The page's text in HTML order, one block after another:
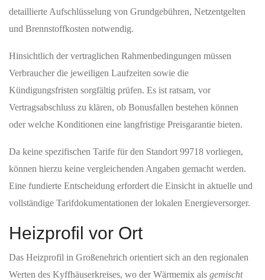
detaillierte Aufschlüsselung von Grundgebühren, Netzentgelten
und Brennstoffkosten notwendig.
Hinsichtlich der vertraglichen Rahmenbedingungen müssen
Verbraucher die jeweiligen Laufzeiten sowie die
Kündigungsfristen sorgfältig prüfen. Es ist ratsam, vor
Vertragsabschluss zu klären, ob Bonusfallen bestehen können
oder welche Konditionen eine langfristige Preisgarantie bieten.
Da keine spezifischen Tarife für den Standort 99718 vorliegen,
können hierzu keine vergleichenden Angaben gemacht werden.
Eine fundierte Entscheidung erfordert die Einsicht in aktuelle und
vollständige Tarifdokumentationen der lokalen Energieversorger.
Heizprofil vor Ort
Das Heizprofil in Großenehrich orientiert sich an den regionalen
Werten des Kyffhäuserkreises, wo der Wärmemix als gemischt